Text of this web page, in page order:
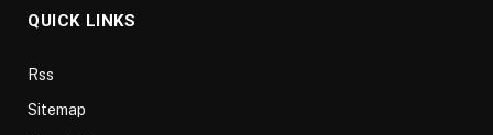
QUICK LINKS
Rss
Sitemap